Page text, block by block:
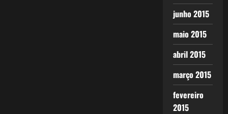
junho 2015
maio 2015
abril 2015
março 2015
fevereiro
2015